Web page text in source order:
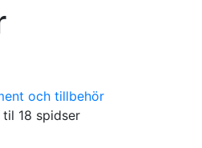
och tillbehör
18 spidser